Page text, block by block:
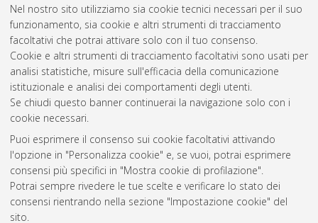
Nel nostro sito utilizziamo sia cookie tecnici necessari per il suo
funzionamento, sia cookie e altri strumenti di tracciamento
facoltativi che potrai attivare solo con il tuo consenso.
Cookie e altri strumenti di tracciamento facoltativi sono usati per
analisi statistiche, misure sull'efficacia della comunicazione
istituzionale e analisi dei comportamenti degli utenti.
Se chiudi questo banner continuerai la navigazione solo con i
cookie necessari.
Puoi esprimere il consenso sui cookie facoltativi attivando
l'opzione in "Personalizza cookie" e, se vuoi, potrai esprimere
consensi più specifici in "Mostra cookie di profilazione".
Potrai sempre rivedere le tue scelte e verificare lo stato dei
consensi rientrando nella sezione "Impostazione cookie" del
sito.
Abstract
Altri metadati
Gestione del documento:
Atom
Rss 1.0
Rss 2.0